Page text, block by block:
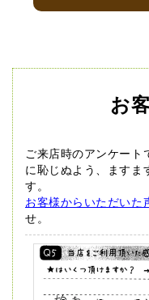
お
ご来店時のアンケート
に恥じぬよう、ますま
す。
お客様からいただいた
せ。